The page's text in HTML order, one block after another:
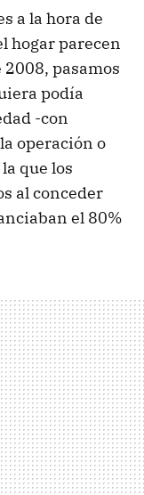
a la hora de
hogar parecen
pasamos
podía
-con
operación o
que los
al conceder
el 80%